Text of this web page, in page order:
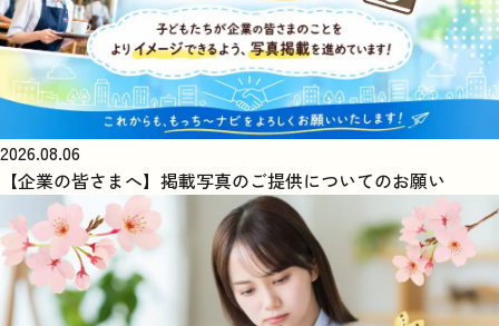
2026.08.06
【企業の皆さまへ】掲載写真のご提供についてのお願い